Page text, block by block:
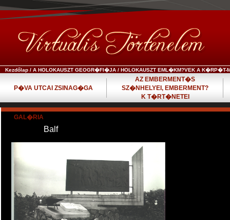
Kezdőlap / A HOLOKAUSZT GEOGR�FI�JA / HOLOKAUSZT EML�KM?VEK A K�RP�T-
P�VA UTCAI ZSINAG�GA
AZ EMBERMENT�S
SZ�NHELYEI, EMBERMENT?
K T�RT�NETEI
GAL�RIA
Balf